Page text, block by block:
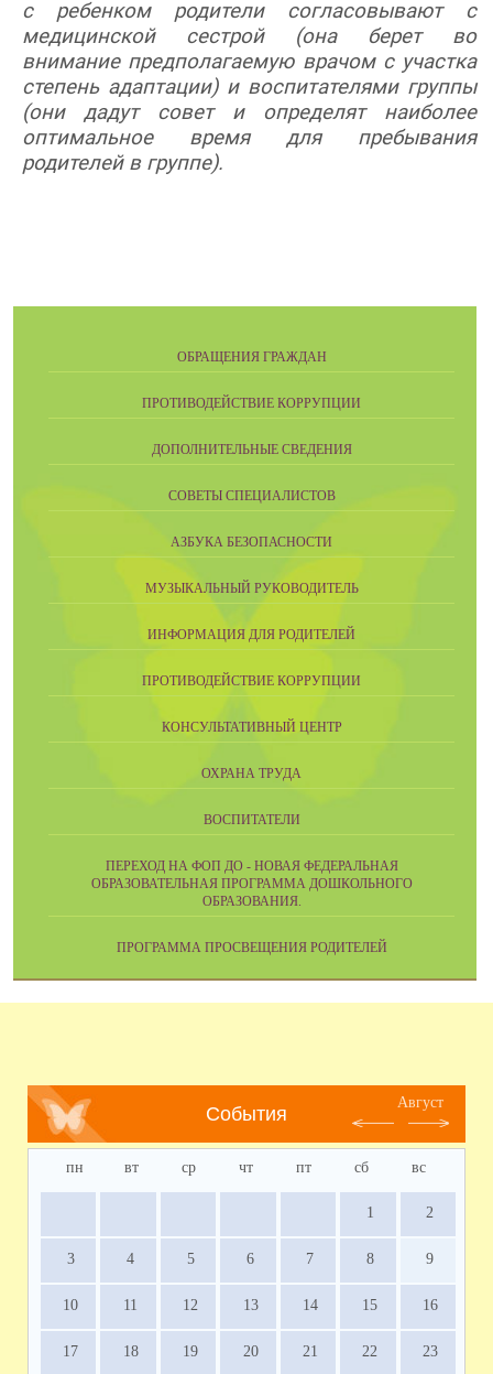
с ребенком родители согласовывают с
медицинской сестрой (она берет во
внимание предполагаемую врачом с участка
степень адаптации) и воспитателями группы
(они дадут совет и определят наиболее
оптимальное время для пребывания
родителей в группе).
ОБРАЩЕНИЯ ГРАЖДАН
ПРОТИВОДЕЙСТВИЕ КОРРУПЦИИ
ДОПОЛНИТЕЛЬНЫЕ СВЕДЕНИЯ
СОВЕТЫ СПЕЦИАЛИСТОВ
АЗБУКА БЕЗОПАСНОСТИ
МУЗЫКАЛЬНЫЙ РУКОВОДИТЕЛЬ
ИНФОРМАЦИЯ ДЛЯ РОДИТЕЛЕЙ
ПРОТИВОДЕЙСТВИЕ КОРРУПЦИИ
КОНСУЛЬТАТИВНЫЙ ЦЕНТР
ОХРАНА ТРУДА
ВОСПИТАТЕЛИ
ПЕРЕХОД НА ФОП ДО - НОВАЯ ФЕДЕРАЛЬНАЯ
ОБРАЗОВАТЕЛЬНАЯ ПРОГРАММА ДОШКОЛЬНОГО
ОБРАЗОВАНИЯ.
ПРОГРАММА ПРОСВЕЩЕНИЯ РОДИТЕЛЕЙ
События
Август
пн вт ср чт пт сб вс
1 2
3 4 5 6 7 8 9
10 11 12 13 14 15 16
17 18 19 20 21 22 23